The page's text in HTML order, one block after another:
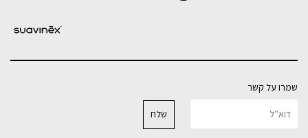
שמרו על קשר